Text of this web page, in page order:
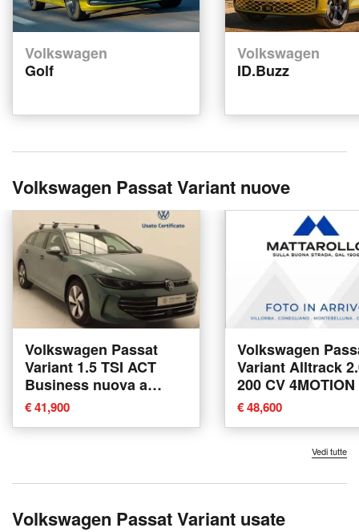
Volkswagen
Golf
Volkswagen
ID.Buzz
Volkswagen Passat Variant nuove
Volkswagen Passat
Variant 1.5 TSI ACT
Business nuova a
Pratola Serra
€ 41,900
Volkswagen
Variant Alltrack
200 CV
nuova a Villorba
€ 48,600
Vedi tutte
Volkswagen Passat Variant usate